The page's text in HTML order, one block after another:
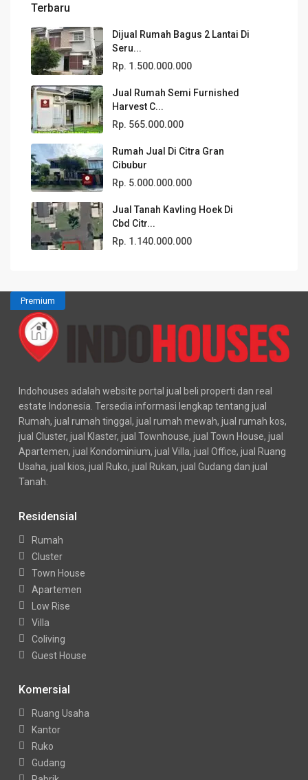
Terbaru
Dijual Rumah Bagus 2 Lantai Di
Seru...
Rp. 1.500.000.000
Jual Rumah Semi Furnished
Harvest C...
Rp. 565.000.000
Rumah Jual Di Citra Gran
Cibubur
Rp. 5.000.000.000
Jual Tanah Kavling Hoek Di
Cbd Citr...
Rp. 1.140.000.000
Premium
Indohouses adalah website portal jual beli properti dan real
estate Indonesia. Tersedia informasi lengkap tentang jual
Rumah, jual rumah tinggal, jual rumah mewah, jual rumah kos,
jual Cluster, jual Klaster, jual Townhouse, jual Town House, jual
Apartemen, jual Kondominium, jual Villa, jual Office, jual Ruang
Usaha, jual kios, jual Ruko, jual Rukan, jual Gudang dan jual
Tanah.
Residensial
Rumah
Cluster
Town House
Apartemen
Low Rise
Villa
Coliving
Guest House
Komersial
Ruang Usaha
Kantor
Ruko
Gudang